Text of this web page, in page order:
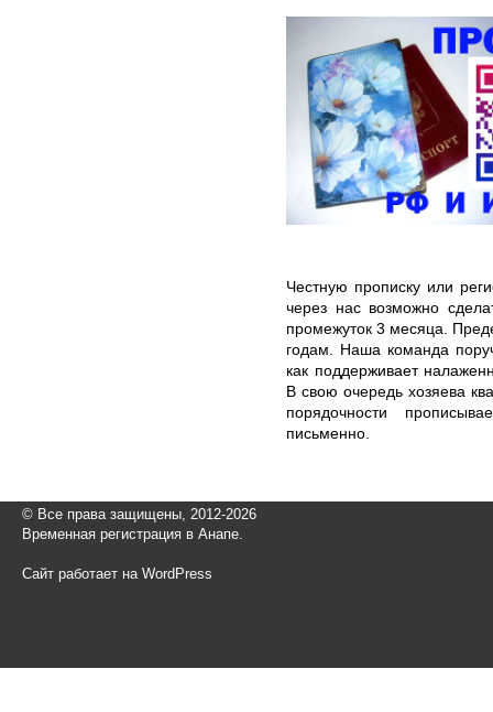
Честную прописку или
через нас возможно
промежуток 3 месяца.
годам. Наша команда
как поддерживает
В свою очередь хозяева
порядочности
письменно.
© Все права защищены, 2012-2026
Временная регистрация в Анапе.
Сайт работает на WordPress